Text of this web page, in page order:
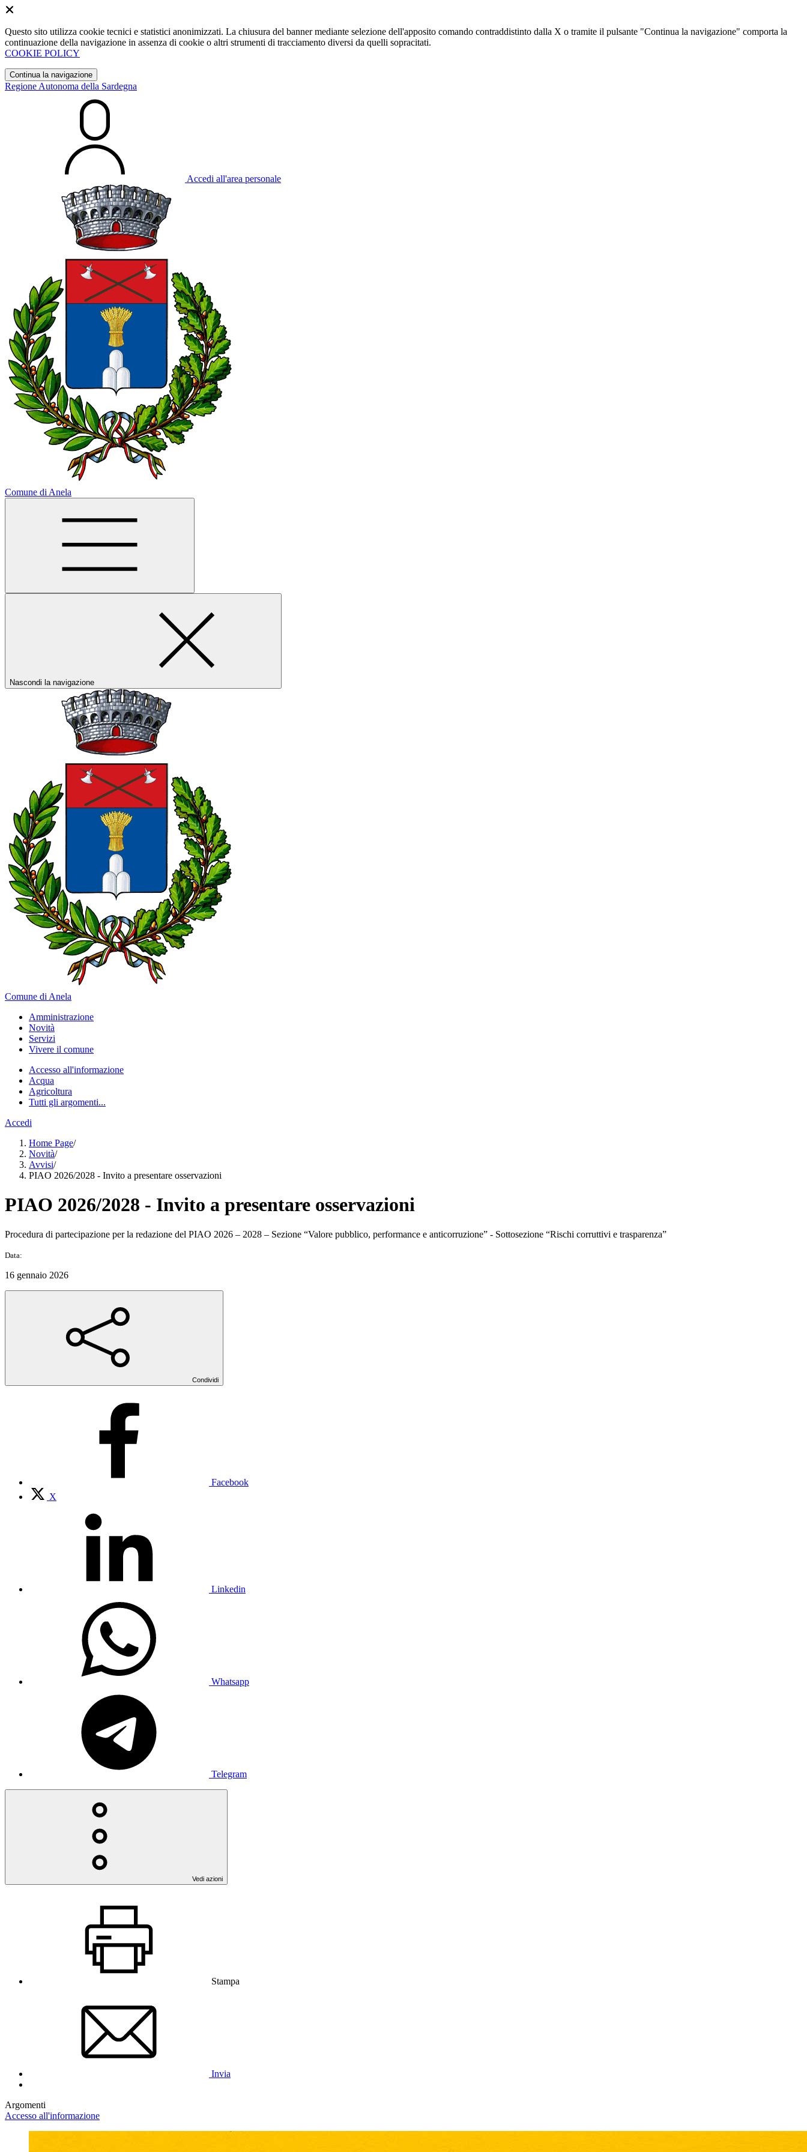
Questo sito utilizza cookie tecnici e statistici anonimizzati. La chiusura del banner mediante selezione dell'apposito comando contraddistinto dalla X o tramite il pulsante "Continua la navigazione" comporta la
continuazione della navigazione in assenza di cookie o altri strumenti di tracciamento diversi da quelli sopracitati.
COOKIE POLICY
Continua la navigazione
Regione Autonoma della Sardegna
Accedi all'area personale
Comune di Anela
Nascondi la navigazione
Comune di Anela
Amministrazione
Novità
Servizi
Vivere il comune
Accesso all'informazione
Acqua
Agricoltura
Tutti gli argomenti...
Accedi
Home Page/
Novità/
Avvisi/
PIAO 2026/2028 - Invito a presentare osservazioni
PIAO 2026/2028 - Invito a presentare osservazioni
Procedura di partecipazione per la redazione del PIAO 2026 – 2028 – Sezione “Valore pubblico, performance e anticorruzione” - Sottosezione “Rischi corruttivi e trasparenza”
Data:
16 gennaio 2026
Condividi
Facebook
X
Linkedin
Whatsapp
Telegram
Vedi azioni
Stampa
Invia
Argomenti
Accesso all'informazione